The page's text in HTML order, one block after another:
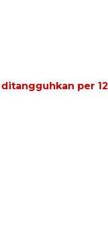
ditangguhkan per 12